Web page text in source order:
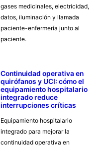
gases medicinales, electricidad,
datos, iluminación y llamada
paciente-enfermería junto al
paciente.
Continuidad operativa en
quirófanos y UCI: cómo el
equipamiento hospitalario
integrado reduce
interrupciones críticas
Equipamiento hospitalario
integrado para mejorar la
continuidad operativa en